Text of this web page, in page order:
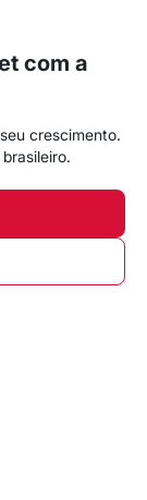
com a
crescimento.